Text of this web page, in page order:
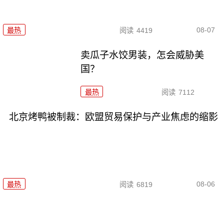
最热 阅读 4419 08-07
卖瓜子水饺男装，怎会威胁美
国？
最热 阅读 7112
北京烤鸭被制裁：欧盟贸易保护与产业焦虑的缩影
最热 阅读 6819 08-06